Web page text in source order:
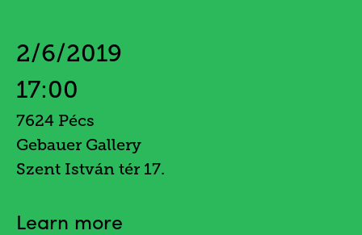
2/6/2019
17:00
7624 Pécs
Gebauer Gallery
Szent István tér 17.
Learn more